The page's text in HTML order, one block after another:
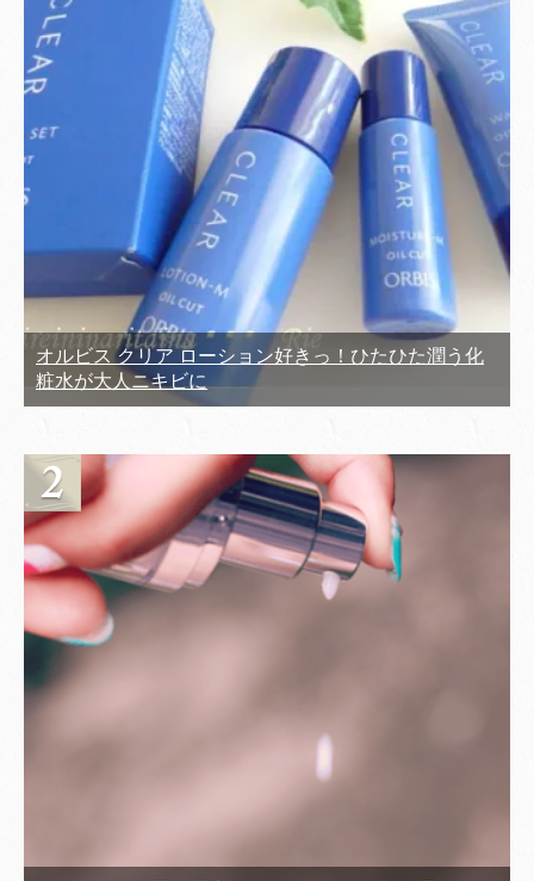
オルビス クリア ローション好きっ！ひたひた潤う化
粧水が大人ニキビに